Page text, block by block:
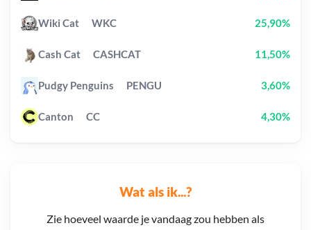
Wat als ik...?
Zie hoeveel waarde je vandaag zou hebben als
Wiki Cat WKC 25,90%
Cash Cat CASHCAT 11,50%
Pudgy Penguins PENGU 3,60%
Canton CC 4,30%